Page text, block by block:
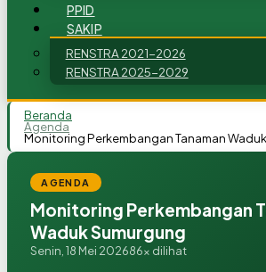
PPID
SAKIP
RENSTRA 2021-2026
RENSTRA 2025-2029
Beranda
Agenda
Monitoring Perkembangan Tanaman
AGENDA
Monitoring Perkembangan
Waduk Sumurgung
Senin, 18 Mei 202686x dilihat